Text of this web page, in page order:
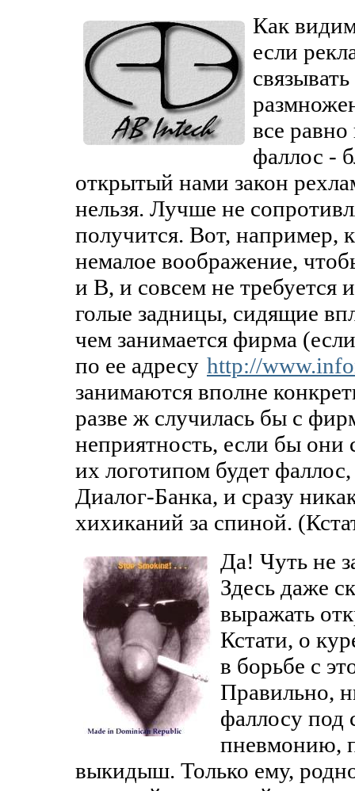
Как
если
все
фаллос -
открытый нами закон
нельзя. Лучше не
получится. Вот,
немалое воображение,
и B, и совсем не требуется
голые задницы, сидящие
чем занимается фирма
по ее адресу http://
занимаются вполне
разве ж случилась бы с
неприятность, если бы они
их логотипом будет
Диалог-Банка, и сразу
хихиканий за спиной.
Да! Чуть не
Здесь даже
выражать
Кстати, о
в борьбе с
Правильно,
фаллосу под
пневмонию,
выкидыш. Только ему,